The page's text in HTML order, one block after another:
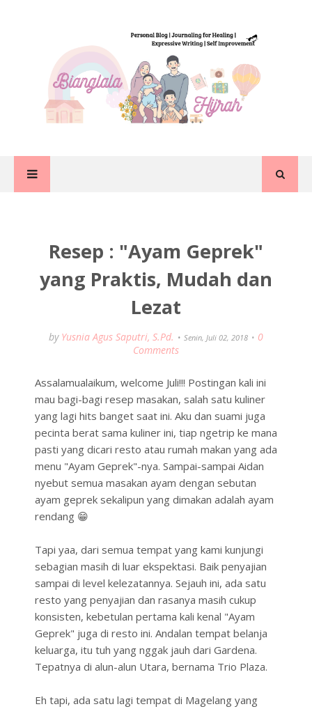
Resep : "Ayam Geprek"
yang Praktis, Mudah dan
Lezat
by Yusnia Agus Saputri, S.Pd. Senin, Juli 02, 2018
0
Comments
Assalamualaikum, welcome Juli!!! Postingan kali ini
mau bagi-bagi resep masakan, salah satu kuliner
yang lagi hits banget saat ini. Aku dan suami juga
pecinta berat sama kuliner ini, tiap ngetrip ke mana
pasti yang dicari resto atau rumah makan yang ada
menu "Ayam Geprek"-nya. Sampai-sampai Aidan
nyebut semua masakan ayam dengan sebutan
ayam geprek sekalipun yang dimakan adalah ayam
rendang 😁
Tapi yaa, dari semua tempat yang kami kunjungi
sebagian masih di luar ekspektasi. Baik penyajian
sampai di level kelezatannya. Sejauh ini, ada satu
resto yang penyajian dan rasanya masih cukup
konsisten, kebetulan pertama kali kenal "Ayam
Geprek" juga di resto ini. Andalan tempat belanja
keluarga, itu tuh yang nggak jauh dari Gardena.
Tepatnya di alun-alun Utara, bernama Trio Plaza.
Eh tapi, ada satu lagi tempat di Magelang yang